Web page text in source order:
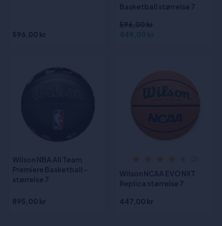
596,00 kr
Basketball størrelse 7
596,00 kr
449,00 kr
Wilson NBA All Team
Premiere Basketball -
størrelse 7
895,00 kr
Wilson NCAA EVO NXT
Replica størrelse 7
447,00 kr